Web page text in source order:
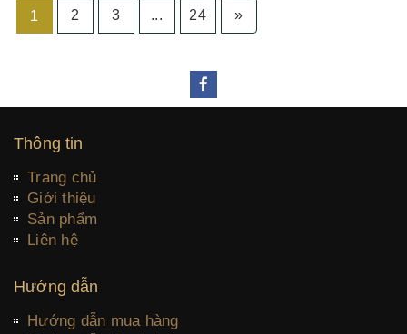
1 2 3 ... 24 »
Thông tin
Trang chủ
Giới thiệu
Sản phẩm
Liên hệ
Hướng dẫn
Hướng dẫn mua hàng